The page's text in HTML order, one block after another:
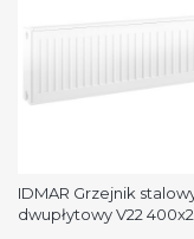
IDMAR Grzejnik
dwupłytowy V22